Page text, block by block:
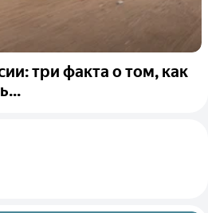
три факта о том, как